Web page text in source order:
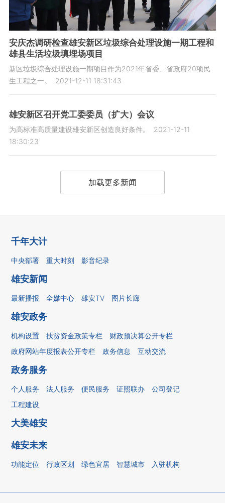
安庆杰调研检查雄安新区垃圾综合处理设施一期工程和
雄县生活垃圾填埋场项目
新区垃圾综合处理设施一期项目作为2021年省委、省政府20项民
生工程之一。
2021-12-11 18:31:43
雄安新区召开党工委委员（扩大）会议
为高标准高质量建设雄安新区创造良好条件。
2021-12-11
18:30:23
加载更多新闻
千年大计
中央部署 重大时刻 影音纪录
雄安新闻
最新播报 全媒中心 雄安TV 图片长廊
雄安政务
机构设置 扶贫资金政策专栏
财政预决算公开专栏
政府网站年度报表公开专栏
政务信息 互动交流
政务服务
个人服务 法人服务 便民服务 证照联办
公司登记
工程建设
大美雄安
雄安未来
功能定位 行政区划 绿色宜居 智慧城市 入驻机构